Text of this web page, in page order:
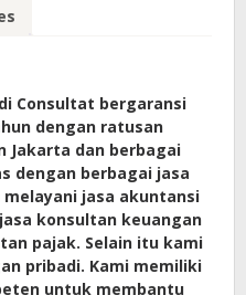
Consultat bergaransi
dengan ratusan
Jakarta dan berbagai
dengan berbagai jasa
jasa akuntansi
konsultan keuangan
pajak. Selain itu kami
pribadi. Kami memiliki
untuk membantu